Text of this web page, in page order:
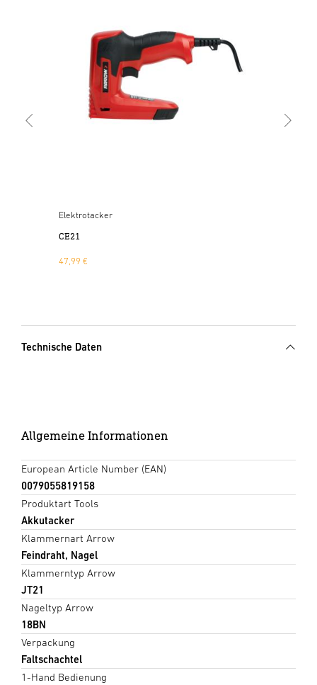
Elektrotacker
CE21
47,99 €
Technische Daten
Allgemeine Informationen
European Article Number (EAN)
0079055819158
Produktart Tools
Akkutacker
Klammernart Arrow
Feindraht, Nagel
Klammerntyp Arrow
JT21
Nageltyp Arrow
18BN
Verpackung
Faltschachtel
1-Hand Bedienung